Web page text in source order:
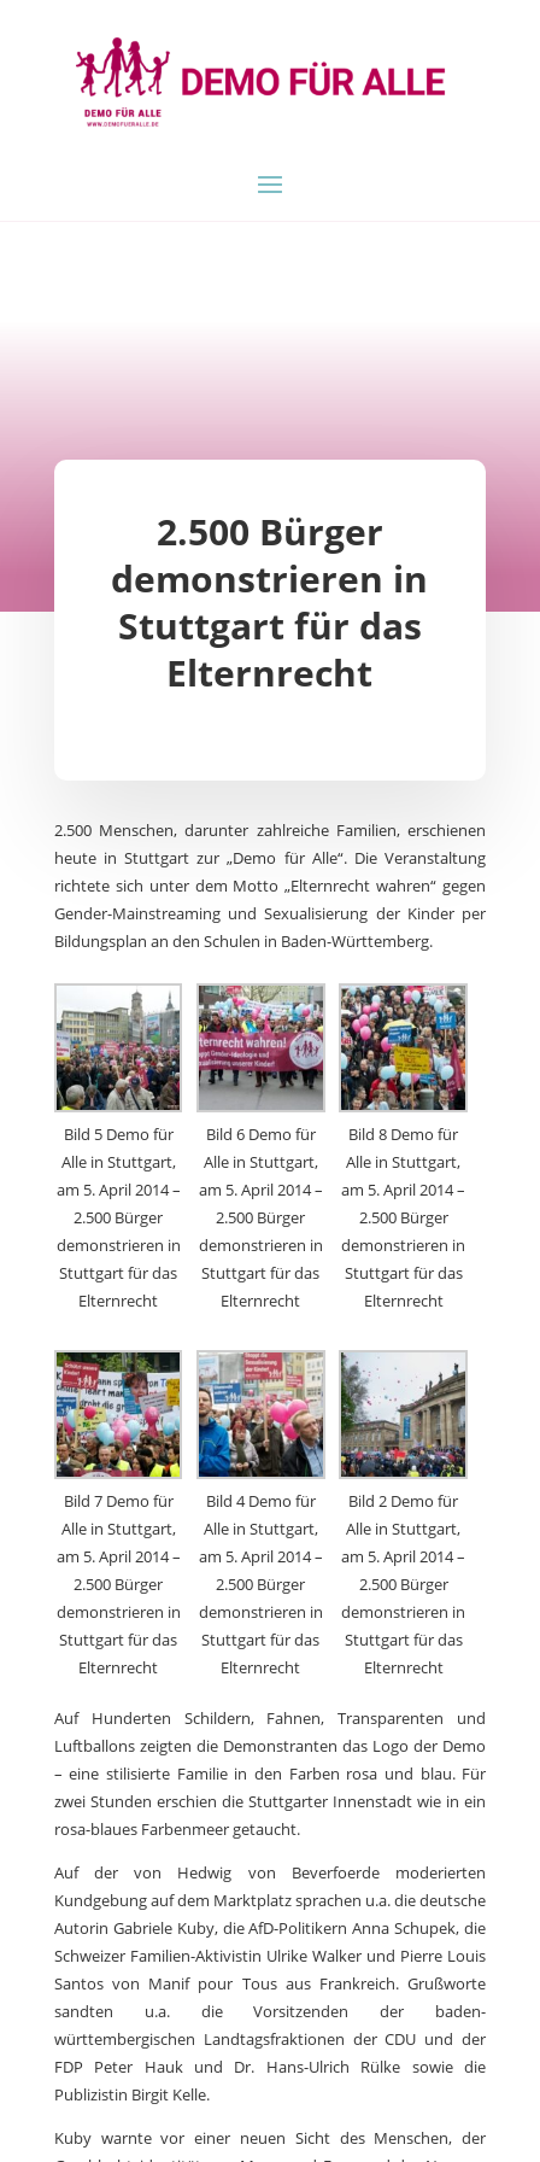
2.500 Bürger
demonstrieren in
Stuttgart für das
Elternrecht
2.500 Menschen, darunter zahlreiche Familien, erschienen
heute in Stuttgart zur „Demo für Alle“. Die Veranstaltung
richtete sich unter dem Motto „Elternrecht wahren“ gegen
Gender-Mainstreaming und Sexualisierung der Kinder per
Bildungsplan an den Schulen in Baden-Württemberg.
Bild 5 Demo für
Alle in Stuttgart,
am 5. April 2014 –
2.500 Bürger
demonstrieren in
Stuttgart für das
Elternrecht
Bild 6 Demo für
Alle in Stuttgart,
am 5. April 2014 –
2.500 Bürger
demonstrieren in
Stuttgart für das
Elternrecht
Bild 8 Demo für
Alle in Stuttgart,
am 5. April 2014 –
2.500 Bürger
demonstrieren in
Stuttgart für das
Elternrecht
Bild 7 Demo für
Alle in Stuttgart,
am 5. April 2014 –
2.500 Bürger
demonstrieren in
Stuttgart für das
Elternrecht
Bild 4 Demo für
Alle in Stuttgart,
am 5. April 2014 –
2.500 Bürger
demonstrieren in
Stuttgart für das
Elternrecht
Bild 2 Demo für
Alle in Stuttgart,
am 5. April 2014 –
2.500 Bürger
demonstrieren in
Stuttgart für das
Elternrecht
Auf Hunderten Schildern, Fahnen, Transparenten und
Luftballons zeigten die Demonstranten das Logo der Demo
– eine stilisierte Familie in den Farben rosa und blau. Für
zwei Stunden erschien die Stuttgarter Innenstadt wie in ein
rosa-blaues Farbenmeer getaucht.
Auf der von Hedwig von Beverfoerde moderierten
Kundgebung auf dem Marktplatz sprachen u.a. die deutsche
Autorin Gabriele Kuby, die AfD-Politikern Anna Schupek, die
Schweizer Familien-Aktivistin Ulrike Walker und Pierre Louis
Santos von Manif pour Tous aus Frankreich. Grußworte
sandten u.a. die Vorsitzenden der baden-
württembergischen Landtagsfraktionen der CDU und der
FDP Peter Hauk und Dr. Hans-Ulrich Rülke sowie die
Publizistin Birgit Kelle.
Kuby warnte vor einer neuen Sicht des Menschen, der